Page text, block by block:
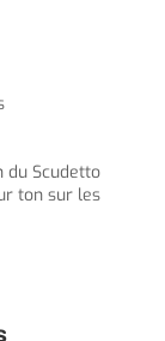
du Scudetto
ton sur les